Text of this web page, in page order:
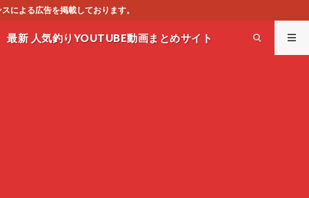
最新 人気釣りYOUTUBE動画まとめサイト